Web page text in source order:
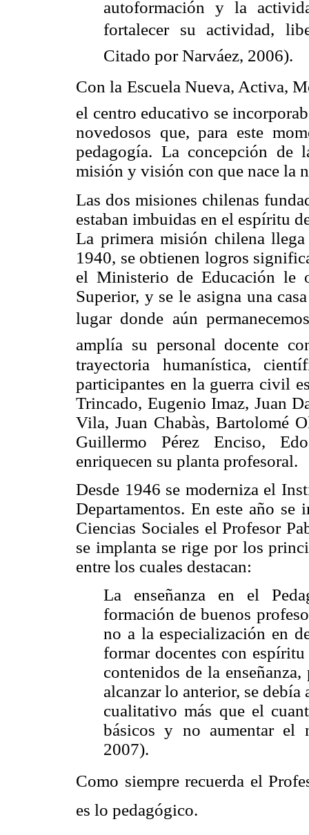
autoformación y la
fortalecer su actividad,
Citado por Narváez, 2006).
Con la Escuela Nueva, Activa,
el centro educativo se
novedosos que, para este
pedagogía. La concepción
misión y visión con que nace la
Las dos misiones chilenas
estaban imbuidas en el espíritu
La primera misión chilena
1940, se obtienen logros
el Ministerio de Educación le
Superior, y se le asigna una
lugar donde aún
amplía su personal docente
trayectoria humanística,
participantes en la guerra civil
Trincado, Eugenio Imaz, Juan
Vila, Juan Chabàs, Bartolomé
Guillermo Pérez Enciso,
enriquecen su planta profesoral.
Desde 1946 se moderniza el
Departamentos. En este año se
Ciencias Sociales el Profesor
se implanta se rige por los
entre los cuales destacan:
La enseñanza en el
formación de buenos
no a la especialización en
formar docentes con
contenidos de la
alcanzar lo anterior, se debía
cualitativo más que el
básicos y no aumentar el
2007).
Como siempre recuerda el
es lo pedagógico.